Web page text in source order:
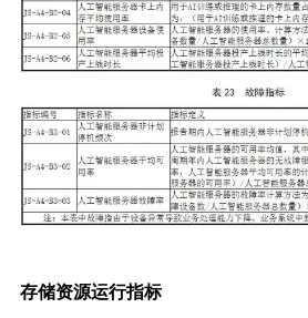
存储资源运行指标